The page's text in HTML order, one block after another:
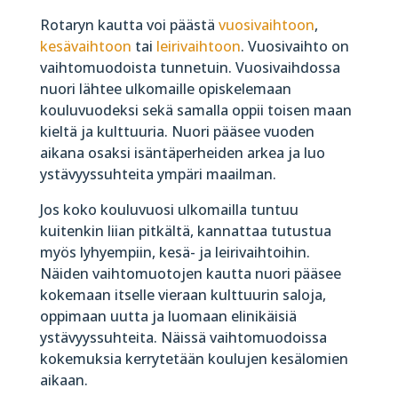
Rotaryn kautta voi päästä vuosivaihtoon,
kesävaihtoon tai leirivaihtoon. Vuosivaihto on
vaihtomuodoista tunnetuin. Vuosivaihdossa
nuori lähtee ulkomaille opiskelemaan
kouluvuodeksi sekä samalla oppii toisen maan
kieltä ja kulttuuria. Nuori pääsee vuoden
aikana osaksi isäntäperheiden arkea ja luo
ystävyyssuhteita ympäri maailman.
Jos koko kouluvuosi ulkomailla tuntuu
kuitenkin liian pitkältä, kannattaa tutustua
myös lyhyempiin, kesä- ja leirivaihtoihin.
Näiden vaihtomuotojen kautta nuori pääsee
kokemaan itselle vieraan kulttuurin saloja,
oppimaan uutta ja luomaan elinikäisiä
ystävyyssuhteita. Näissä vaihtomuodoissa
kokemuksia kerrytetään koulujen kesälomien
aikaan.